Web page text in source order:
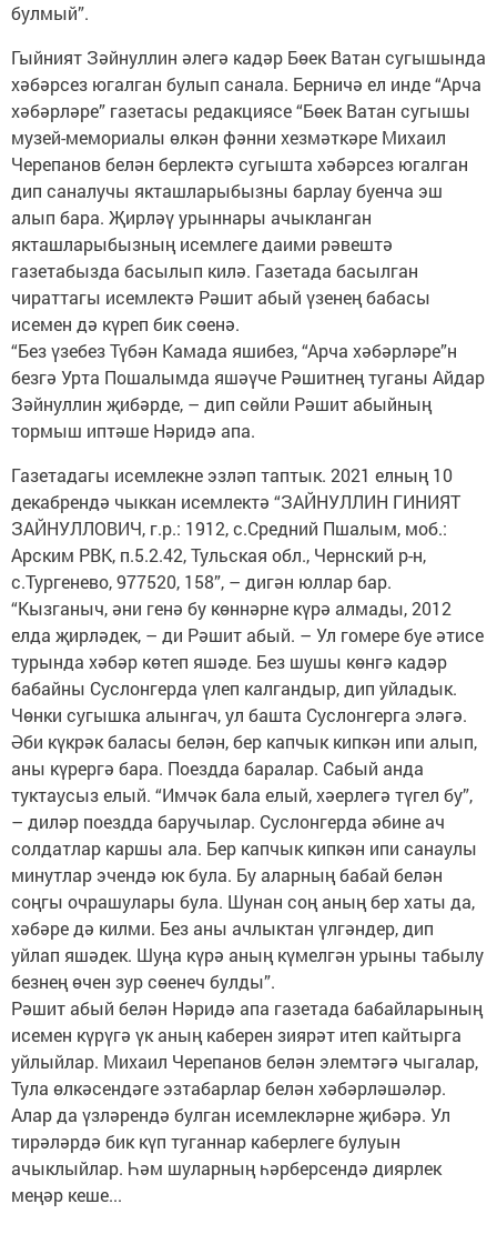
булмый”.
Гыйният Зәйнуллин әлегә кадәр Бөек Ватан сугышында
хәбәрсез югалган булып санала. Берничә ел инде “Арча
хәбәрләре” газетасы редакциясе “Бөек Ватан сугышы
музей-мемориалы өлкән фәнни хезмәткәре Михаил
Черепанов белән берлектә сугышта хәбәрсез югалган
дип саналучы якташларыбызны барлау буенча эш
алып бара. Җирләү урыннары ачыкланган
якташларыбызның исемлеге даими рәвештә
газетабызда басылып килә. Газетада басылган
чираттагы исемлектә Рәшит абый үзенең бабасы
исемен дә күреп бик сөенә.
“Без үзебез Түбән Камада яшибез, “Арча хәбәрләре”н
безгә Урта Пошалымда яшәүче Рәшитнең туганы Айдар
Зәйнуллин җибәрде, – дип сөйли Рәшит абыйның
тормыш иптәше Нәридә апа.
Газетадагы исемлекне эзләп таптык. 2021 елның 10
декабрендә чыккан исемлектә “ЗАЙНУЛЛИН ГИНИЯТ
ЗАЙНУЛЛОВИЧ, г.р.: 1912, с.Средний Пшалым, моб.:
Арским РВК, п.5.2.42, Тульская обл., Чернский р-н,
с.Тургенево, 977520, 158”, – дигән юллар бар.
“Кызганыч, әни генә бу көннәрне күрә алмады, 2012
елда җирләдек, – ди Рәшит абый. – Ул гомере буе әтисе
турында хәбәр көтеп яшәде. Без шушы көнгә кадәр
бабайны Суслонгерда үлеп калгандыр, дип уйладык.
Чөнки сугышка алынгач, ул башта Суслонгерга эләгә.
Әби күкрәк баласы белән, бер капчык кипкән ипи алып,
аны күрергә бара. Поездда баралар. Сабый анда
туктаусыз елый. “Имчәк бала елый, хәерлегә түгел бу”,
– диләр поездда баручылар. Суслонгерда әбине ач
солдатлар каршы ала. Бер капчык кипкән ипи санаулы
минутлар эчендә юк була. Бу аларның бабай белән
соңгы очрашулары була. Шунан соң аның бер хаты да,
хәбәре дә килми. Без аны ачлыктан үлгәндер, дип
уйлап яшәдек. Шуңа күрә аның күмелгән урыны табылу
безнең өчен зур сөенеч булды”.
Рәшит абый белән Нәридә апа газетада бабайларының
исемен күрүгә үк аның каберен зиярәт итеп кайтырга
уйлыйлар. Михаил Черепанов белән элемтәгә чыгалар,
Тула өлкәсендәге эзтабарлар белән хәбәрләшәләр.
Алар да үзләрендә булган исемлекләрне җибәрә. Ул
тирәләрдә бик күп туганнар каберлеге булуын
ачыклыйлар. Һәм шуларның һәрберсендә диярлек
меңәр кеше...